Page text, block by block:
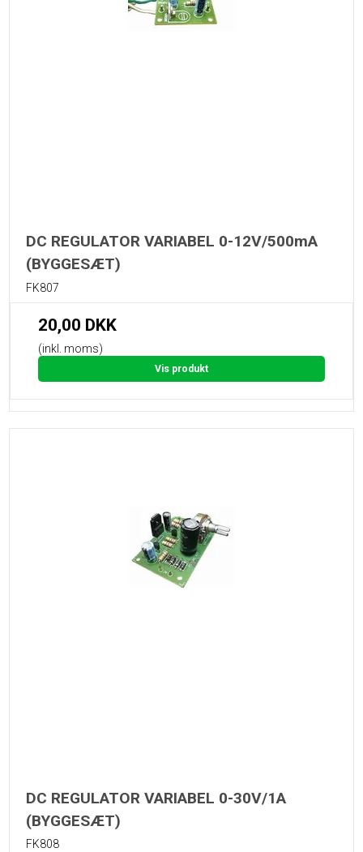
DC REGULATOR VARIABEL 0-12V/500mA
(BYGGESÆT)
FK807
20,00 DKK
(inkl. moms)
Vis produkt
DC REGULATOR VARIABEL 0-30V/1A
(BYGGESÆT)
FK808